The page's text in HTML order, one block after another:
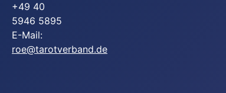
+49 40
5946 5895
E-Mail:
roe@tarotverband.de